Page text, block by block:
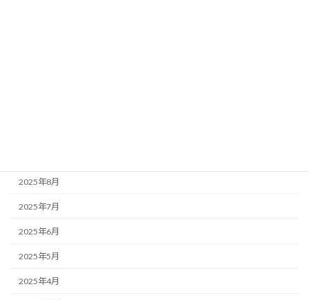
2025年8月
2025年7月
2025年6月
2025年5月
2025年4月